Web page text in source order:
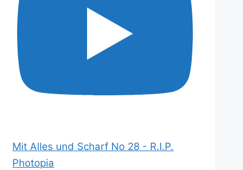
Mit Alles und Scharf No 28 - R.I.P.
Photopia